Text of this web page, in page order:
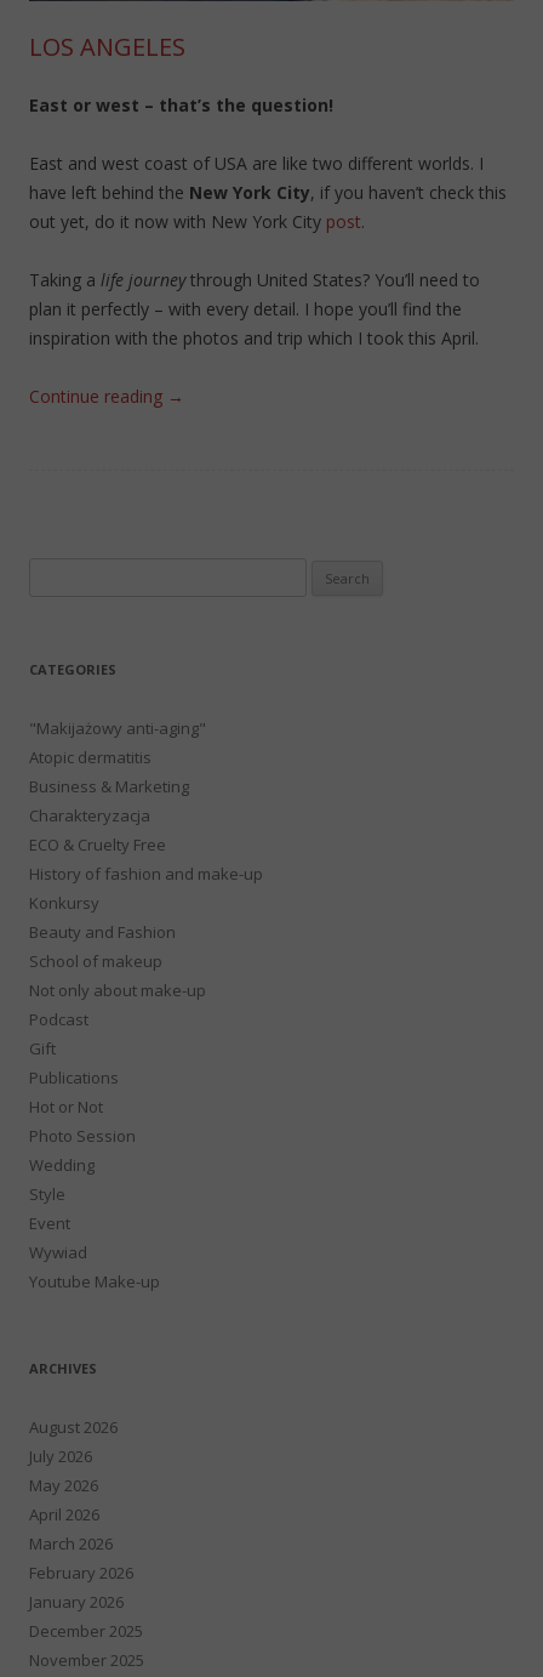
LOS ANGELES
East or west – that’s the question!
East and west coast of USA are like two different worlds. I
have left behind the New York City, if you haven’t check this
out yet, do it now with New York City post.
Taking a life journeythrough United States? You’ll need to
plan it perfectly – with every detail. I hope you’ll find the
inspiration with the photos and trip which I took this April.
Continue reading →
CATEGORIES
"Makijażowy anti-aging"
Atopic dermatitis
Business & Marketing
Charakteryzacja
ECO & Cruelty Free
History of fashion and make-up
Konkursy
Beauty and Fashion
School of makeup
Not only about make-up
Podcast
Gift
Publications
Hot or Not
Photo Session
Wedding
Style
Event
Wywiad
Youtube Make-up
ARCHIVES
August 2026
July 2026
May 2026
April 2026
March 2026
February 2026
January 2026
December 2025
November 2025